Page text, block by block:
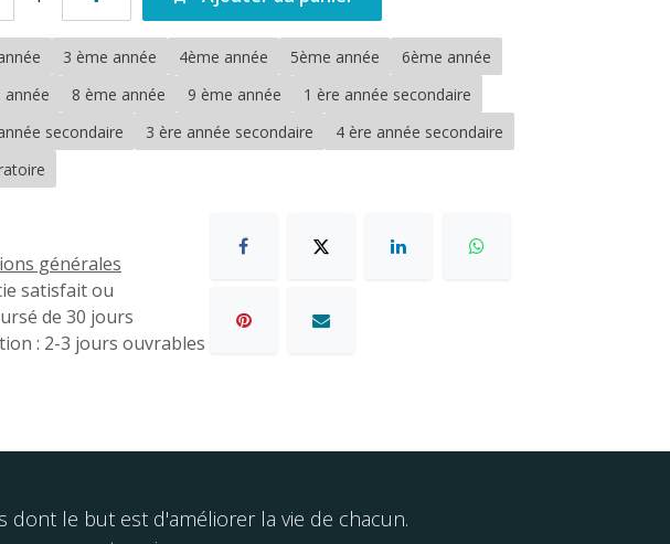
3 ème année 4ème année 5ème année
6ème année
année
8 ème année 9 ème année
1 ère année secondaire
secondaire
3 ère année secondaire
4 ère année secondaire
générales
satisfait ou
de 30 jours
: 2-3 jours ouvrables
le but est d'améliorer la vie de chacun.